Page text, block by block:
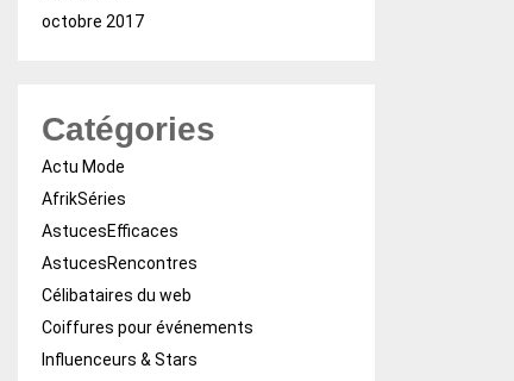
octobre 2017
Catégories
Actu Mode
AfrikSéries
AstucesEfficaces
AstucesRencontres
Célibataires du web
Coiffures pour événements
Influenceurs & Stars